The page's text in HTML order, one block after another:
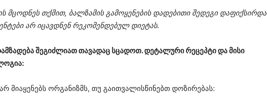
მცოდნეს თქმით, ბალზამის გამოყენების დადებითი შედეგი დაფიქსირდა
არ იცავდნენ რეკომენდებულ დიეტას.
შეგიძლიათ თავადაც სცადოთ. დეტალური რეცეპტი და მისი
მიაყენებს ორგანიზმს, თუ გაითვალისწინებთ დოზირებას: